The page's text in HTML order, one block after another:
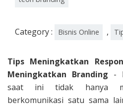
Category : Bisnis Online ,
Tips Meningkatkan
Meningkatkan Branding -
saat ini tidak hanya
berkomunikasi satu sama